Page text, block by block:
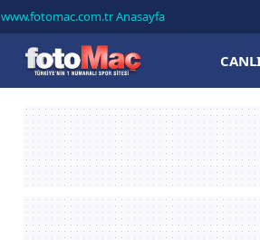
www.fotomac.com.tr Anasayfa